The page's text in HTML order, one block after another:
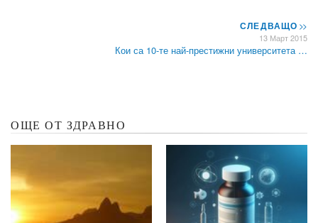
СЛЕДВАЩО>>
13 Март 2015
Кои са 10-те най-престижни университета …
ОЩЕ ОТ ЗДРАВНО